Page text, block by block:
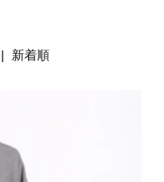
| 新着順